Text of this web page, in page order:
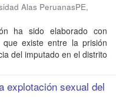
Alas PeruanasPE,
ha sido elaborado con
existe entre la prisión
del imputado en el distrito
explotación sexual del